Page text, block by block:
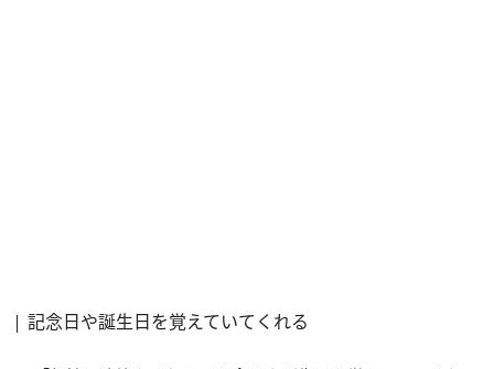
記念日や誕生日を覚えていてくれる